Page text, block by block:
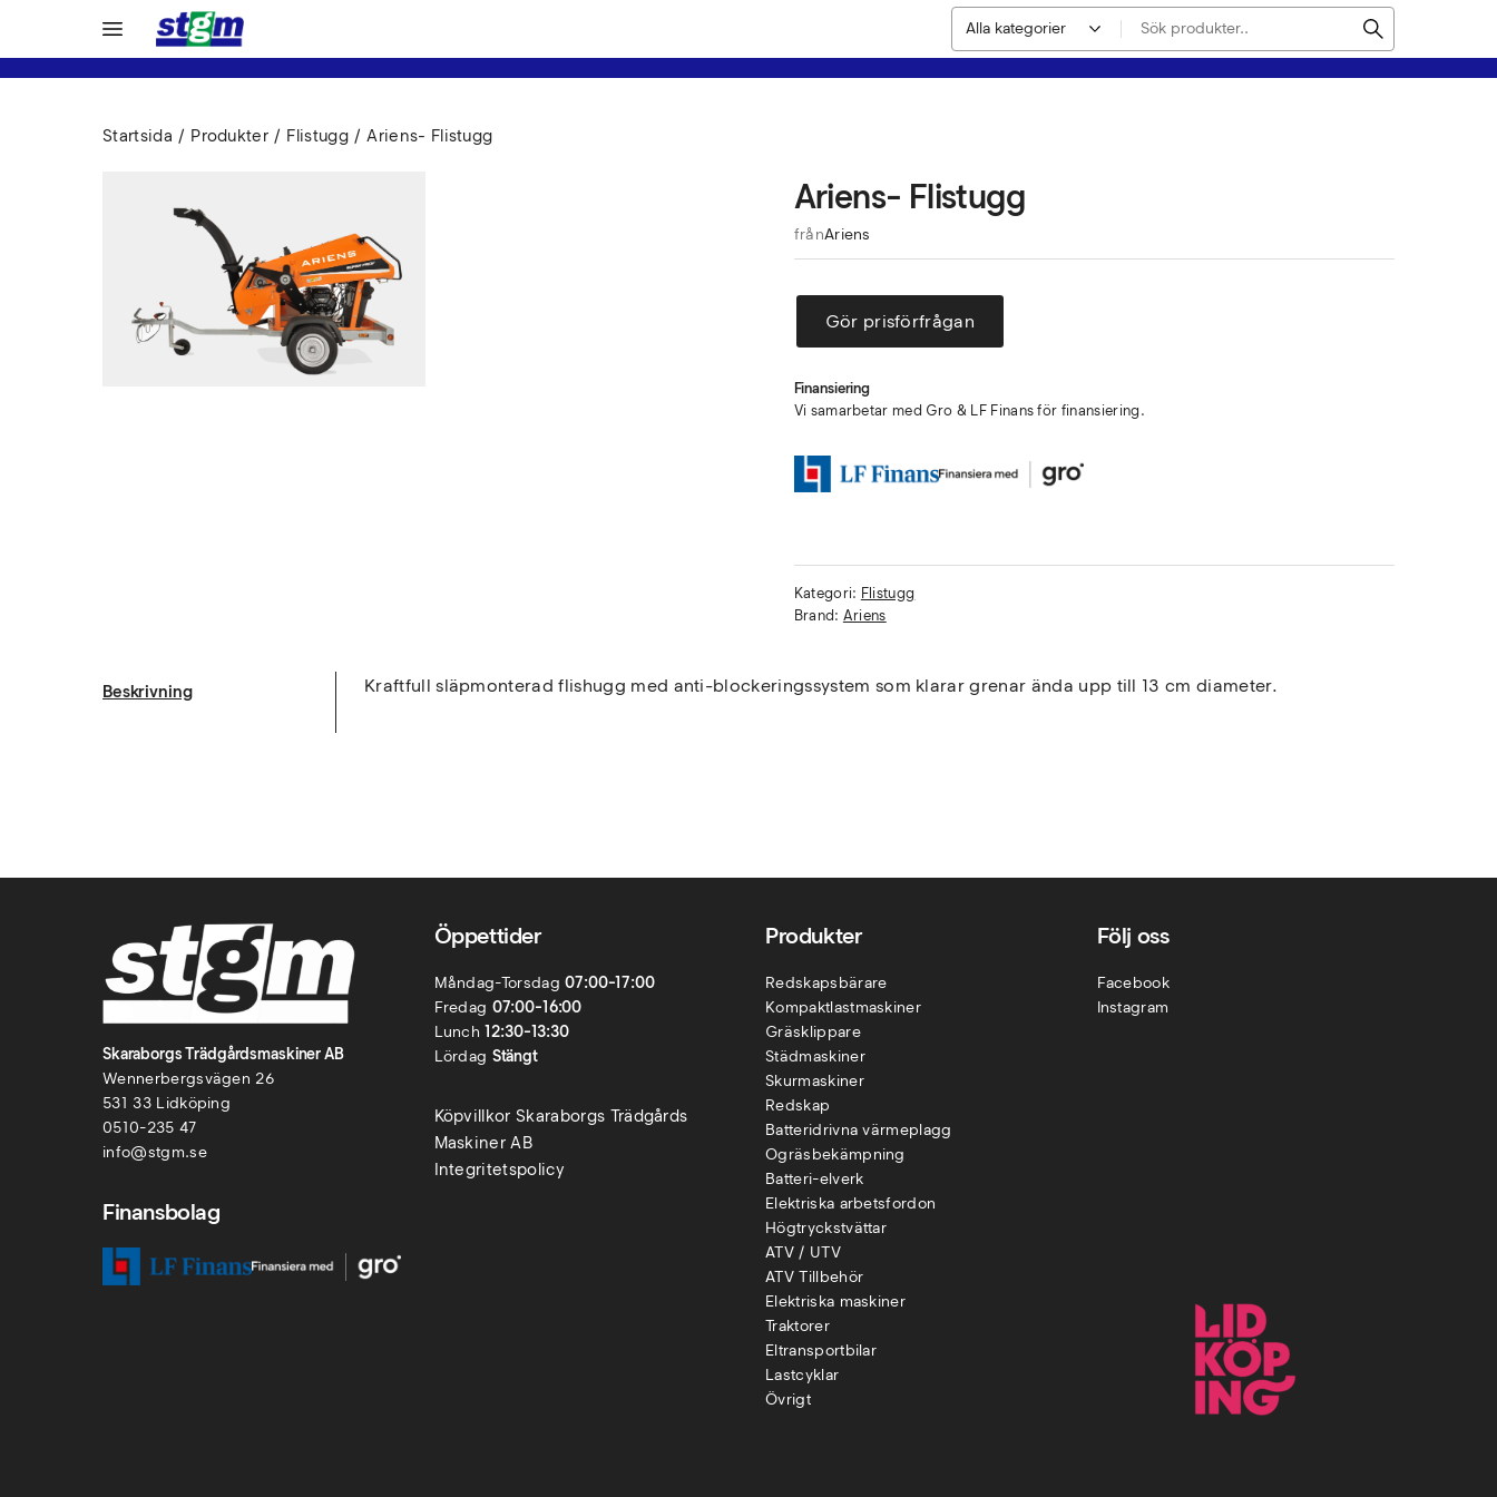
Startsida Produkter Flistugg Ariens- Flistugg
Ariens- Flistugg
frånAriens
Gör prisförfrågan
Finansiering
Vi samarbetar med Gro & LF Finans för finansiering.
Kategori: Flistugg
Brand: Ariens
Beskrivning Kraftfull släpmonterad flishugg med anti-blockeringssystem som klarar grenar ända upp till 13 cm diameter.
Skaraborgs Trädgårdsmaskiner AB
Wennerbergsvägen 26
531 33 Lidköping
0510-235 47
info@stgm.se
Finansbolag
Öppettider
Måndag-Torsdag07:00-17:00
Fredag 07:00-16:00
Lunch12:30-13:30
Lördag Stängt
Köpvillkor Skaraborgs Trädgårds
Maskiner AB
Integritetspolicy
Produkter
Redskapsbärare
Kompaktlastmaskiner
Gräsklippare
Städmaskiner
Skurmaskiner
Redskap
Batteridrivna värmeplagg
Ogräsbekämpning
Batteri-elverk
Elektriska arbetsfordon
Högtryckstvättar
ATV / UTV
ATV Tillbehör
Elektriska maskiner
Traktorer
Eltransportbilar
Lastcyklar
Övrigt
Följ oss
Facebook
Instagram